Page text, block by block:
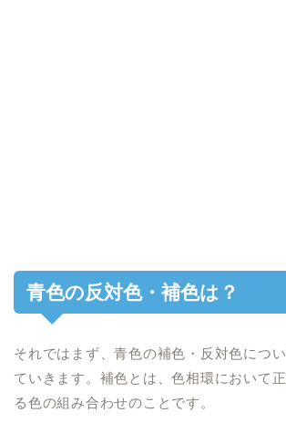
青色の反対色・補色は？
それではまず、青色の補色・反対色につ
ていきます。補色とは、色相環において
る色の組み合わせのことです。